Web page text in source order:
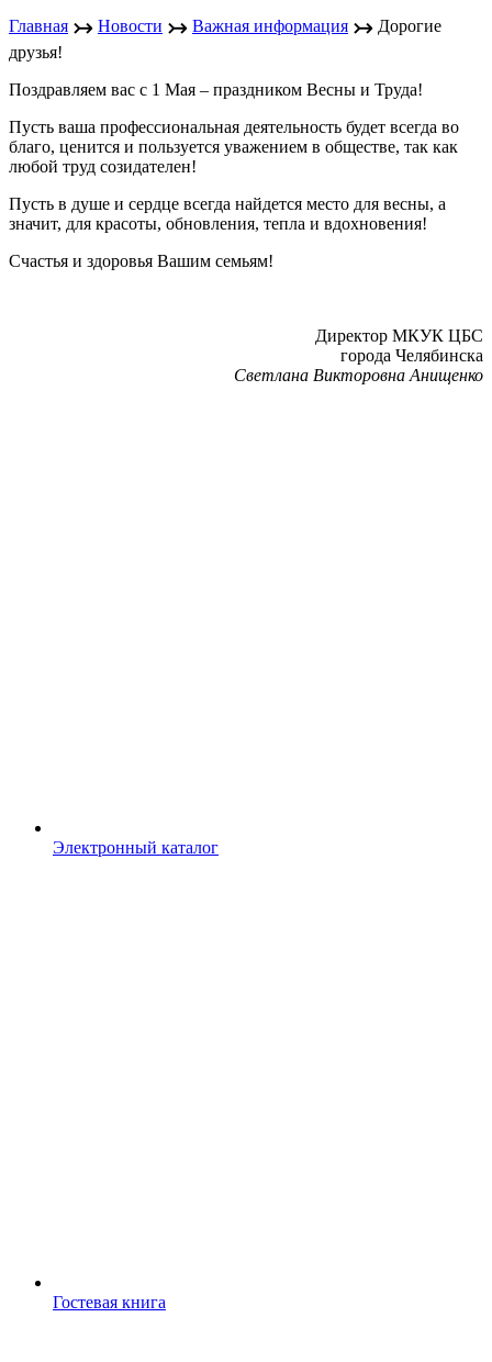
Главная ↣ Новости ↣ Важная информация ↣ Дорогие
друзья!
Поздравляем вас с 1 Мая ‒ праздником Весны и Труда!
Пусть ваша профессиональная деятельность будет всегда во
благо, ценится и пользуется уважением в обществе, так как
любой труд созидателен!
Пусть в душе и сердце всегда найдется место для весны, а
значит, для красоты, обновления, тепла и вдохновения!
Счастья и здоровья Вашим семьям!
Директор МКУК ЦБС
города Челябинска
Светлана Викторовна Анищенко
Электронный каталог
Гостевая книга